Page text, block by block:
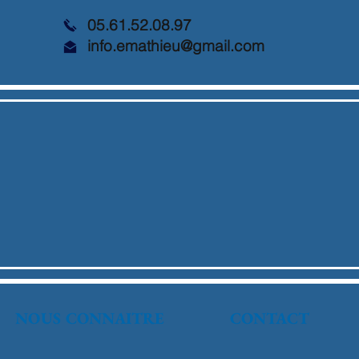
05.61.52.08.97
info.emathieu@gmail.com
NOUS CONNAITRE CONTACT